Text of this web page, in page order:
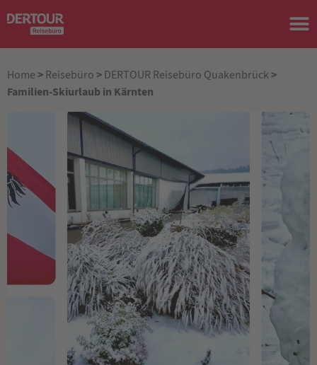
Home > Reisebüro > DERTOUR Reisebüro Quakenbrück >
Familien-Skiurlaub in Kärnten